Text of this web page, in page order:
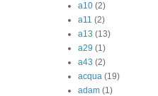
a10 (2)
a11 (2)
a13 (13)
a29 (1)
a43 (2)
acqua (19)
adam (1)